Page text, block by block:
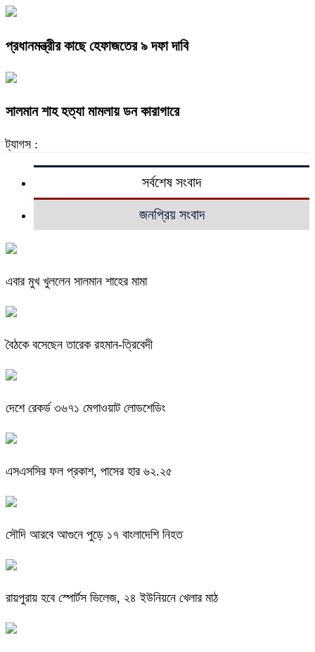
প্রধানমন্ত্রীর কাছে হেফাজতের ৯ দফা দাবি
সালমান শাহ হত্যা মামলায় ডন কারাগারে
ট্যাগস :
সর্বশেষ সংবাদ
জনপ্রিয় সংবাদ
এবার মুখ খুললেন সালমান শাহের মামা
বৈঠকে বসেছেন তারেক রহমান-ত্রিবেদী
দেশে রেকর্ড ৩৬৭১ মেগাওয়াট লোডশেডিং
এসএসসির ফল প্রকাশ, পাসের হার ৬২.২৫
সৌদি আরবে আগুনে পুড়ে ১৭ বাংলাদেশি নিহত
রায়পুরায় হবে স্পোর্টস ভিলেজ, ২৪ ইউনিয়নে খেলার মাঠ